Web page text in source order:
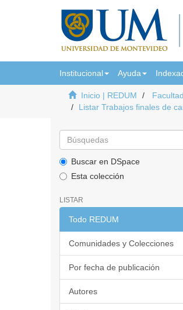
Institucional Ayuda
Inicio | REDUM
Listar Trabajos finales de
Buscar en DSpace
Esta colección
LISTAR
Todo REDUM
Comunidades y Colecciones
Por fecha de publicación
Autores